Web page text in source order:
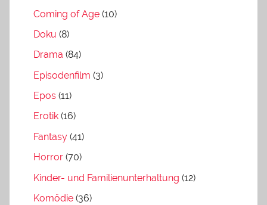
Coming of Age (10)
Doku (8)
Drama (84)
Episodenfilm (3)
Epos (11)
Erotik (16)
Fantasy (41)
Horror (70)
Kinder- und Familienunterhaltung (12)
Komödie (36)